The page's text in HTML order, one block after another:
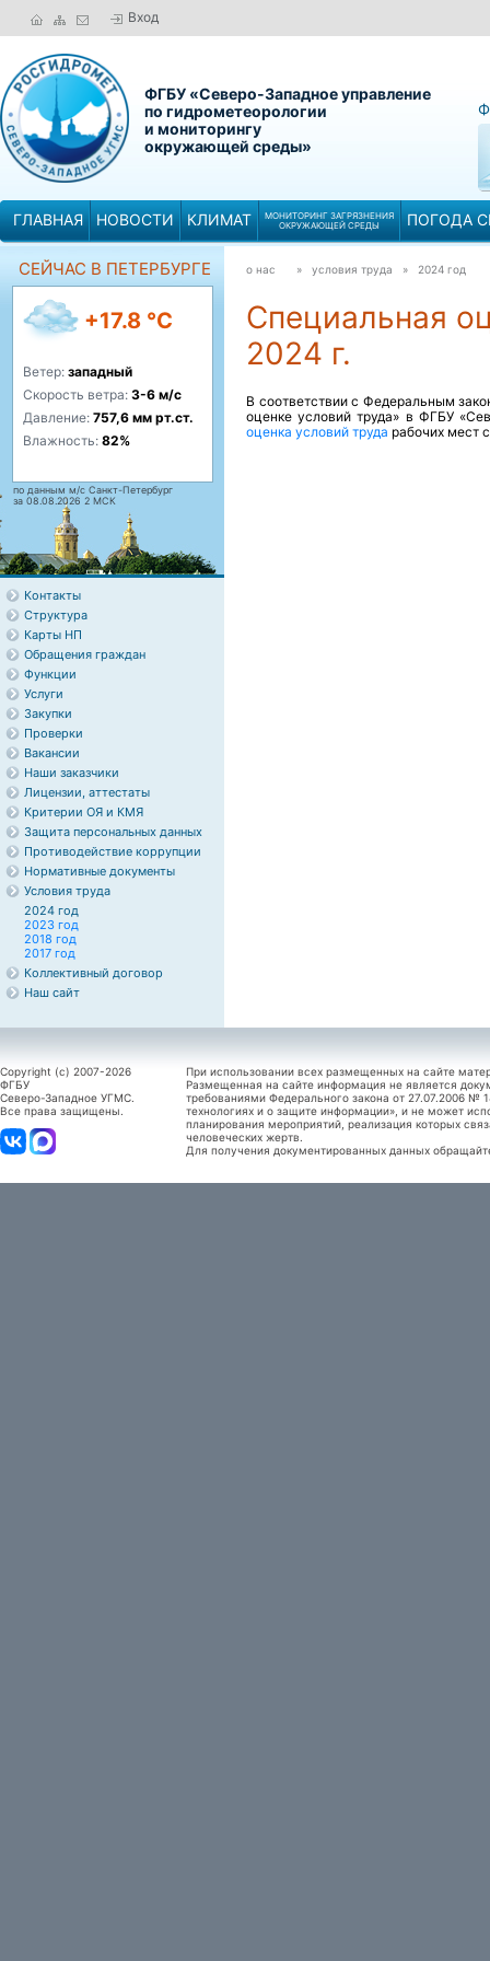
Вход
ФГБУ «Северо-Западное управление
по гидрометеорологии
и мониторингу
окружающей среды»
ГЛАВНАЯ НОВОСТИ КЛИМАТ
МОНИТОРИНГ ЗАГРЯЗНЕНИЯ
ОКРУЖАЮЩЕЙ СРЕДЫ
ПОГОДА
СЕЙЧАС В ПЕТЕРБУРГЕ
+17.8 °C
Ветер: западный
Скорость ветра: 3-6 м/с
Давление: 757,6 мм рт.ст.
Влажность: 82%
по данным м/с Санкт-Петербург
за 08.08.2026 2 МСК
Контакты
Структура
Карты НП
Обращения граждан
Функции
Услуги
Закупки
Проверки
Вакансии
Наши заказчики
Лицензии, аттестаты
Критерии ОЯ и КМЯ
Защита персональных данных
Противодействие коррупции
Нормативные документы
Условия труда
2024 год
2023 год
2018 год
2017 год
Коллективный договор
Наш сайт
о нас » условия труда » 2024 год
Специальная
2024 г.
В соответствии с Федеральным
оценке условий труда» в ФГБУ
оценка условий труда рабочих мест
Copyright (c) 2007-2026
ФГБУ
Северо-Западное УГМС.
Все права защищены.
При использовании всех размещенных на сайте
Размещенная на сайте информация не является
требованиями Федерального закона от 27.07.2006
технологиях и о защите информации», и не может
планирования мероприятий, реализация которых
человеческих жертв.
Для получения документированных данных